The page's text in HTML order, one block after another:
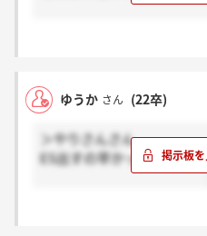
ゆうか さん (22卒)
＞やりさんさん
ES出すの早かったですか？